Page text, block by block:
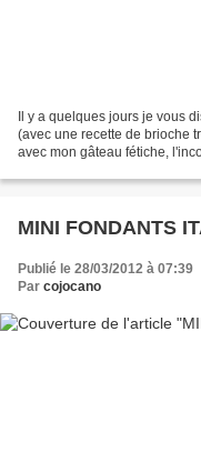
Il y a quelques jours je vous
(avec une recette de brioche
avec mon gâteau fétiche,
MINI FONDANTS
Publié le 28/03/2012 à 07:39
Par cojocano